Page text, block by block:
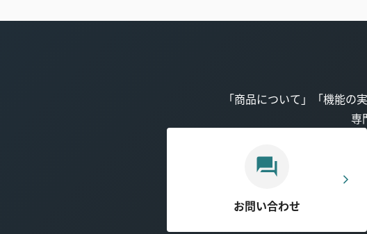
「商品について」「機能の
専
お問い合わせ